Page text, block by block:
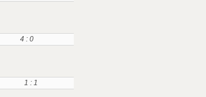
4 : 0
1 : 1